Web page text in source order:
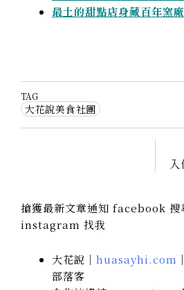
最土的甜點店身藏百年窯
TAG
大花說美食社團
搶獲最新文章通知 facebook 搜
instagram 找我
大花說｜ huasayhi.com
部落客